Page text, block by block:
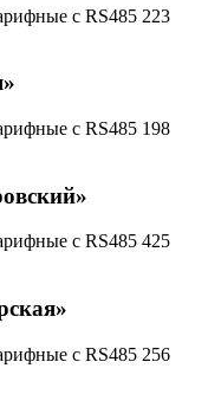
с RS485 223
с RS485 198
с RS485 425
с RS485 256